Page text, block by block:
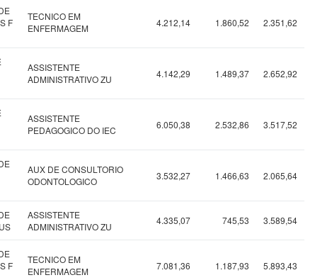
F
TECNICO EM
ENFERMAGEM
4.212,14 1.860,52 2.351,62
ASSISTENTE
ADMINISTRATIVO ZU
4.142,29 1.489,37 2.652,92
ASSISTENTE
PEDAGOGICO DO IEC
6.050,38 2.532,86 3.517,52
AUX DE CONSULTORIO
ODONTOLOGICO
3.532,27 1.466,63 2.065,64
ASSISTENTE
ADMINISTRATIVO ZU
4.335,07 745,53 3.589,54
F
TECNICO EM
ENFERMAGEM
7.081,36 1.187,93 5.893,43